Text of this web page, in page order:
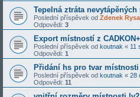
Tepelná ztráta
Poslední příspěvek od Zdenek
Odpovědi: 3
Export místností z
Poslední příspěvek od koutnak « 11
Odpovědi: 1
Přidání hs pro tvar místnosti
Poslední příspěvek od koutnak « 28
Odpovědi: 11